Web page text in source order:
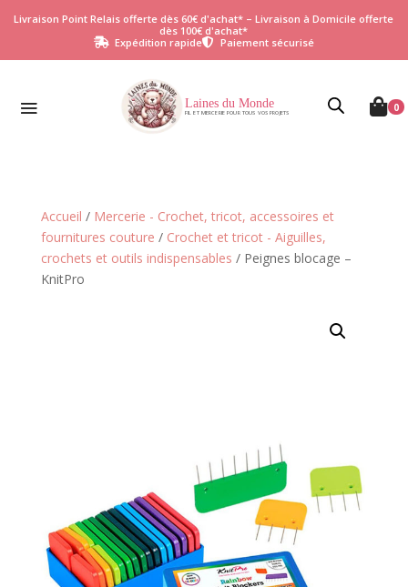
Livraison Point Relais offerte dès 60€ d'achat* – Livraison à Domicile offerte
dès 100€ d'achat*
 Expédition rapide Paiement sécurisé
Laines du Monde
FIL ET MERCERIE POUR TOUS VOS PROJETS  0
Accueil / Mercerie - Crochet, tricot, accessoires et
fournitures couture / Crochet et tricot - Aiguilles,
crochets et outils indispensables / Peignes blocage –
KnitPro